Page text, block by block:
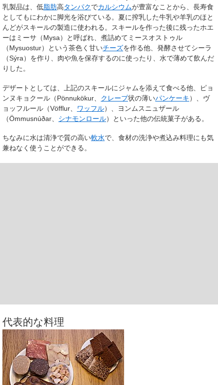
乳製品は、低脂肪高タンパクでカルシウムが豊富なことから、長寿食
としてもにわかに脚光を浴びている。夏に搾乳した牛乳や羊乳のほと
んどがスキールの製造に使われる。スキールを作った後に残ったホエ
ーはミーサ（Mysa）と呼ばれ、煮詰めてミースオストゥル
（Mysuostur）という茶色く甘いチーズを作る他、発酵させてシーラ
（Sýra）を作り、肉や魚を保存するのに使ったり、水で薄めて飲んだ
りした。
デザートとしては、上記のスキールにジャムを添えて食べる他、ピョ
ンヌキョクール（Pönnukökur、 クレープ状の薄いパンケーキ）、ヴ
ョッフルール（Vöfflur、 ワッフル）、ヨンムスニュザール
（Ömmusnúðar、 シナモンロール）といった他の伝統菓子がある。
ちなみに水は清浄で質の高い軟水で、食材の洗浄や煮込み料理にも気
兼ねなく使うことができる。
代表的な料理